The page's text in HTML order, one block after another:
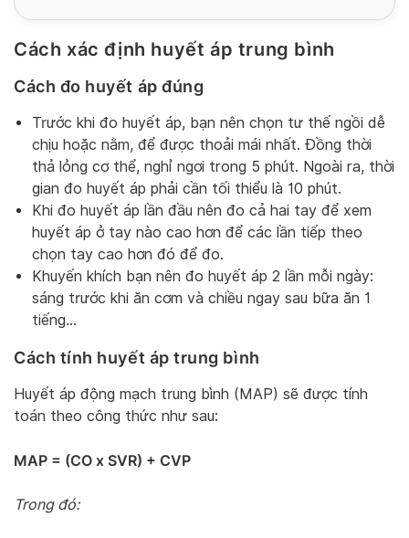
Alternative:
Cách xác định huyết áp trung bình
Cách đo huyết áp đúng
Trước khi đo huyết áp, bạn nên chọn tư thế ngồi dễ
chịu hoặc nằm, để được thoải mái nhất. Đồng thời
thả lỏng cơ thể, nghỉ ngơi trong 5 phút. Ngoài ra, thời
gian đo huyết áp phải cần tối thiểu là 10 phút.
Khi đo huyết áp lần đầu nên đo cả hai tay để xem
huyết áp ở tay nào cao hơn để các lần tiếp theo
chọn tay cao hơn đó để đo.
Khuyến khích bạn nên đo huyết áp 2 lần mỗi ngày:
sáng trước khi ăn cơm và chiều ngay sau bữa ăn 1
tiếng…
Cách tính huyết áp trung bình
Huyết áp động mạch trung bình (MAP) sẽ được tính
toán theo công thức như sau:
MAP = (CO x SVR) + CVP
Trong đó: